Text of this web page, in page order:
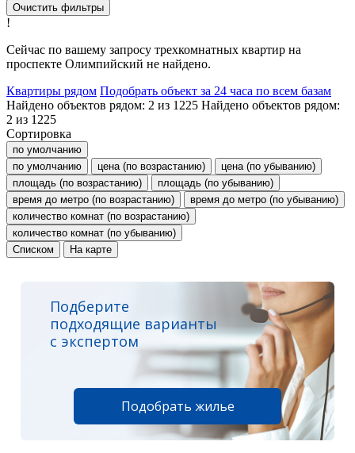
Очистить фильтры
!
Сейчас по вашему запросу трехкомнатных квартир на
проспекте Олимпийский не найдено.
Квартиры рядом Подобрать объект за 24 часа по всем базам
Найдено объектов рядом: 2 из 1225 Найдено объектов рядом:
2 из 1225
Сортировка
по умолчанию
по умолчанию
цена (по возрастанию)
цена (по убыванию)
площадь (по возрастанию)
площадь (по убыванию)
время до метро (по возрастанию)
время до метро (по убыванию)
количество комнат (по возрастанию)
количество комнат (по убыванию)
Списком
На карте
Подберите
подходящие варианты
с экспертом
Подобрать жилье